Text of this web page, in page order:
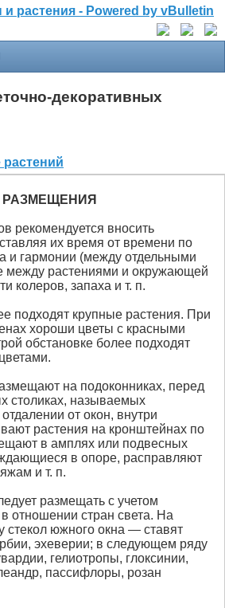
декоративных
рекомендуется вносить
их время от времени по
и гармонии (между отдельными
между растениями и окружающей
колеров, запаха и т. п.
подходят крупные растения. При
хороши цветы с красными
обстановке более подходят
на подоконниках, перед
столиках, называемых
от окон, внутри
растения на кронштейнах по
в амплях или подвесных
в опоре, расправляют
и т. п.
размещать с учетом
отношении стран света. На
южного окна — ставят
эхеверии; в следующем ряду
гелиотропы, глоксинии,
пассифлоры, розан